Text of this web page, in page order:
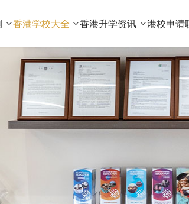
香港学校大全 香港升学资讯 港校申请